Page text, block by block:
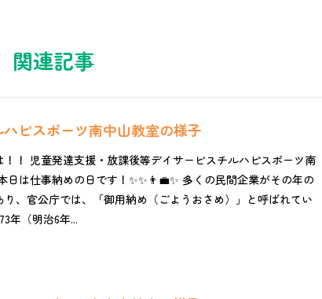
関連記事
ハピスポーツ南中山教室の様子
！！ 児童発達支援・放課後等デイサービスチルハピスポーツ南
は仕事納めの日です！✨✨👨‍💼✨ 多くの民間企業がその年の
り、官公庁では、「御用納め（ごようおさめ）」と呼ばれてい
年（明治6年...